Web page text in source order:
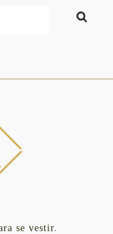
se vestir.